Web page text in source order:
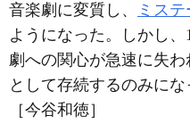
音楽劇に変質し、
ミス
ようになった。しかし
劇への関心が急速に失
として存続するのみにな
［今谷和徳］